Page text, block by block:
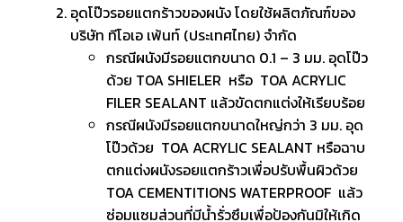
อุดโป๊วรอยแตกร้าวของผนัง โดยใช้ผลิตภัณฑ์ของ
บริษัท ทีโอเอ เพ้นท์ (ประเทศไทย) จำกัด
กรณีผนังมีรอยแตกขนาด 0.1 – 3 มม. อุดโป๊ว
ด้วย TOA SHIELER หรือ TOA ACRYLIC
FILER SEALANT แล้วขัดตกแต่งให้เรียบร้อย
กรณีผนังมีรอยแตกขนาดใหญ่กว่า 3 มม. อุด
โป๊วด้วย TOA ACRYLIC SEALANT หรือฉาบ
ตกแต่งผนังรอยแตกร้าวเพื่อปรับพื้นผิวด้วย
TOA CEMENTITIONS WATERPROOF แล้ว
ซ่อมแซมส่วนที่มีน้ำรั่วซึมเพื่อป้องกันมิให้เกิด